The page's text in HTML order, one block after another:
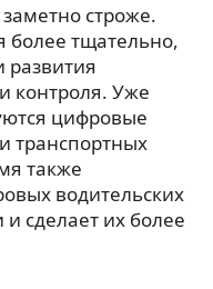
строже.
более тщательно,
развития
контроля. Уже
цифровые
транспортных
также
водительских
и сделает их более